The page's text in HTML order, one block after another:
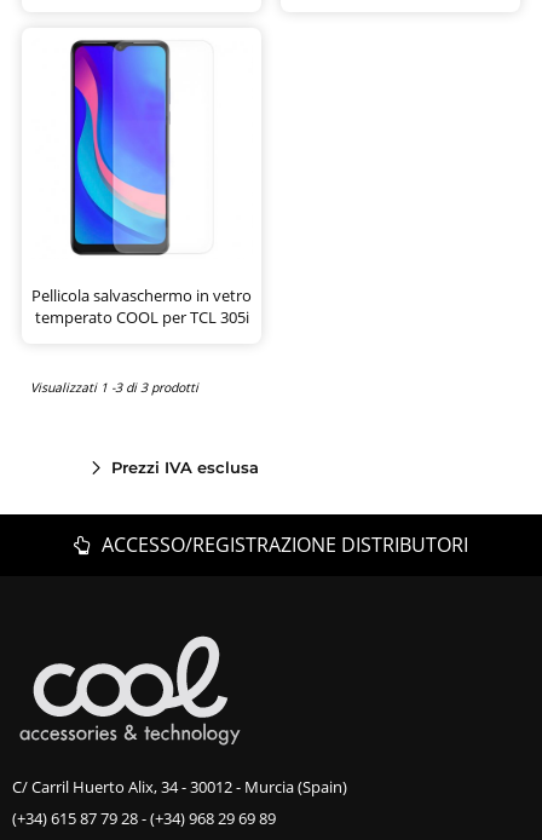
Pellicola salvaschermo in vetro
temperato COOL per TCL 305i
Visualizzati 1 -3 di 3 prodotti
Prezzi IVA esclusa
ACCESSO/REGISTRAZIONE DISTRIBUTORI
C/ Carril Huerto Alix, 34 - 30012 - Murcia (Spain)
(+34) 615 87 79 28-(+34) 968 29 69 89